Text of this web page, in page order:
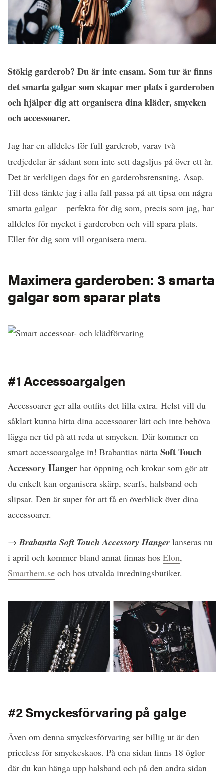
Stökig garderob? Du är inte ensam. Som tur är finns
det smarta galgar som skapar mer plats i garderoben
och hjälper dig att organisera dina kläder, smycken
och accessoarer.
Jag har en alldeles för full garderob, varav två
tredjedelar är sådant som inte sett dagsljus på över ett år.
Det är verkligen dags för en garderobsrensning. Asap.
Till dess tänkte jag i alla fall passa på att tipsa om några
smarta galgar – perfekta för dig som, precis som jag, har
alldeles för mycket i garderoben och vill spara plats.
Eller för dig som vill organisera mera.
Maximera garderoben: 3 smarta
galgar som sparar plats
#1 Accessoargalgen
Accessoarer ger alla outfits det lilla extra. Helst vill du
såklart kunna hitta dina accessoarer lätt och inte behöva
lägga ner tid på att reda ut smycken. Där kommer en
smart accessoargalge in! Brabantias nätta Soft Touch
Accessory Hanger har öppning och krokar som gör att
du enkelt kan organisera skärp, scarfs, halsband och
slipsar. Den är super för att få en överblick över dina
accessoarer.
→Brabantia Soft Touch Accessory Hanger lanseras nu
i april och kommer bland annat finnas hos Elon,
Smarthem.se och hos utvalda inredningsbutiker.
#2 Smyckesförvaring på galge
Även om denna smyckesförvaring ser billig ut är den
priceless för smyckeskaos. På ena sidan finns 18 öglor
där du kan hänga upp halsband och på den andra sidan